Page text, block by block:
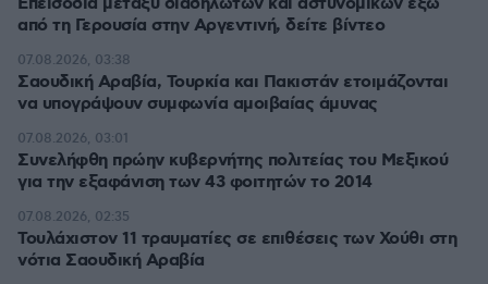
από τη Γερουσία στην Αργεντινή, δείτε βίντεο
Σαουδική Αραβία, Τουρκία και Πακιστάν ετοιμάζονται
να υπογράψουν συμφωνία αμοιβαίας άμυνας
07.08.2026, 03:38
Συνελήφθη πρώην κυβερνήτης πολιτείας του Μεξικού
για την εξαφάνιση των 43 φοιτητών το 2014
07.08.2026, 03:01
Τουλάχιστον 11 τραυματίες σε επιθέσεις των Χούθι στη
νότια Σαουδική Αραβία
07.08.2026, 02:35